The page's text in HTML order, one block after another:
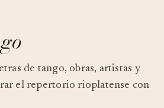
de tango, obras, artistas y
el repertorio rioplatense con